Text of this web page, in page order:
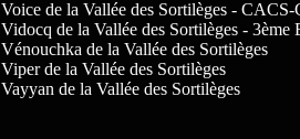
Voice de la Vallée des Sortilèges -
Vidocq de la Vallée des Sortilèges -
Vénouchka de la Vallée des Sortilèges
Viper de la Vallée des Sortilèges
Vayyan de la Vallée des Sortilèges